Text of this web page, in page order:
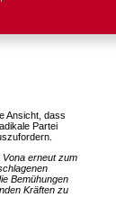
Ansicht, dass
Partei
erneut zum
Bemühungen
Kräften zu